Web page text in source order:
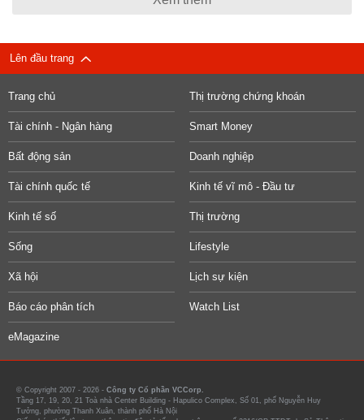
Lên đầu trang
Trang chủ Thị trường chứng khoán
Tài chính - Ngân hàng Smart Money
Bất động sản Doanh nghiệp
Tài chính quốc tế Kinh tế vĩ mô - Đầu tư
Kinh tế số Thị trường
Sống Lifestyle
Xã hội Lịch sự kiện
Báo cáo phân tích Watch List
eMagazine
© Copyright 2007 - 2026 - Công ty Cổ phần VCCorp.
Tầng 17, 19, 20, 21 Toà nhà Center Building - Hapulico Complex, Số 01, phố Nguyễn Huy
Tưởng, phường Thanh Xuân, thành phố Hà Nội